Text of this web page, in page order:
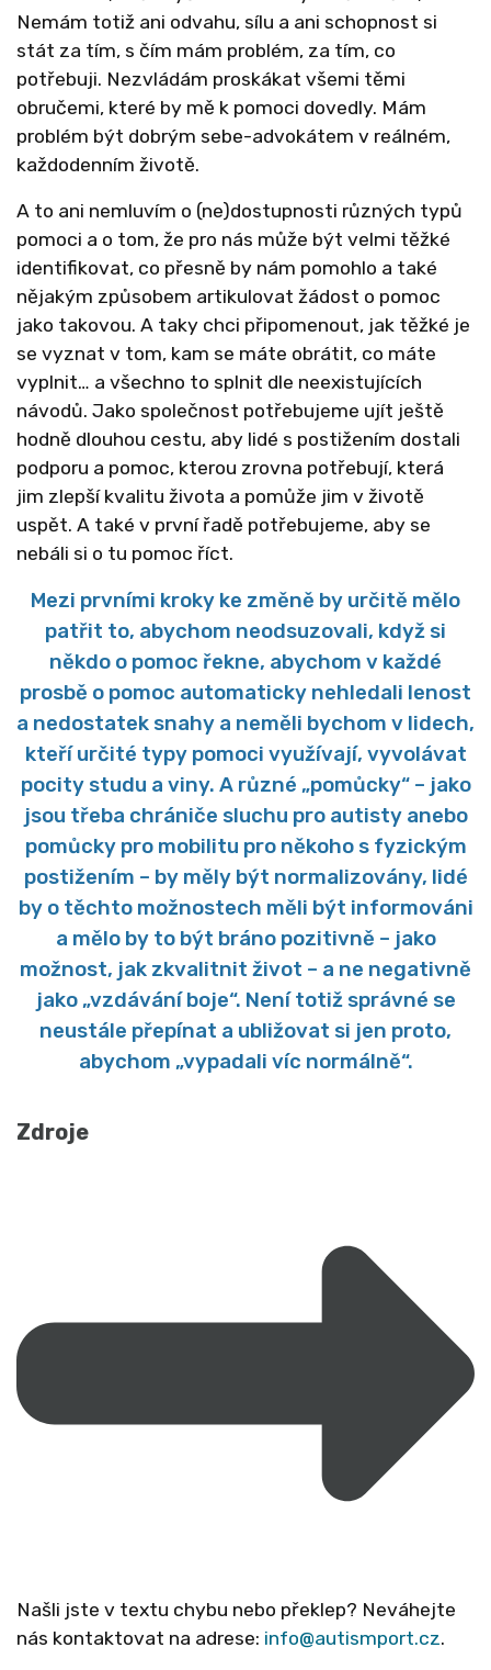
Nemám totiž ani odvahu, sílu a ani schopnost si
stát za tím, s čím mám problém, za tím, co
potřebuji. Nezvládám proskákat všemi těmi
obručemi, které by mě k pomoci dovedly. Mám
problém být dobrým sebe-advokátem v reálném,
každodenním životě.
A to ani nemluvím o (ne)dostupnosti různých typů
pomoci a o tom, že pro nás může být velmi těžké
identifikovat, co přesně by nám pomohlo a také
nějakým způsobem artikulovat žádost o pomoc
jako takovou. A taky chci připomenout, jak těžké je
se vyznat v tom, kam se máte obrátit, co máte
vyplnit… a všechno to splnit dle neexistujících
návodů. Jako společnost potřebujeme ujít ještě
hodně dlouhou cestu, aby lidé s postižením dostali
podporu a pomoc, kterou zrovna potřebují, která
jim zlepší kvalitu života a pomůže jim v životě
uspět. A také v první řadě potřebujeme, aby se
nebáli si o tu pomoc říct.
Mezi prvními kroky ke změně by určitě mělo
patřit to, abychom neodsuzovali, když si
někdo o pomoc řekne, abychom v každé
prosbě o pomoc automaticky nehledali lenost
a nedostatek snahy a neměli bychom v lidech,
kteří určité typy pomoci využívají, vyvolávat
pocity studu a viny. A různé „pomůcky“ – jako
jsou třeba chrániče sluchu pro autisty anebo
pomůcky pro mobilitu pro někoho s fyzickým
postižením – by měly být normalizovány, lidé
by o těchto možnostech měli být informováni
a mělo by to být bráno pozitivně – jako
možnost, jak zkvalitnit život – a ne negativně
jako „vzdávání boje“. Není totiž správné se
neustále přepínat a ubližovat si jen proto,
abychom „vypadali víc normálně“.
Zdroje
Našli jste v textu chybu nebo překlep? Neváhejte
nás kontaktovat na adrese: info@autismport.cz.